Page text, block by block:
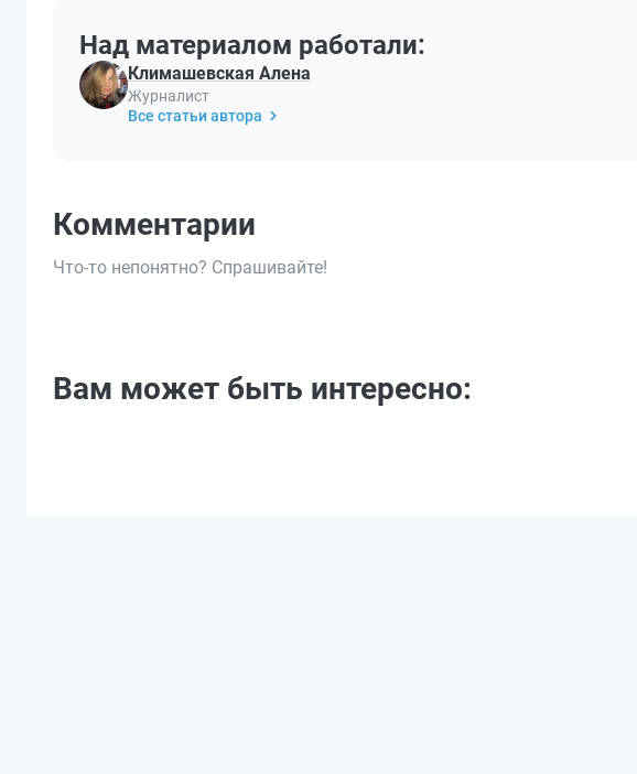
Над материалом работали:
Климашевская Алена
Журналист
Все статьи автора
Комментарии
Что-то непонятно? Спрашивайте!
Вам может быть интересно: